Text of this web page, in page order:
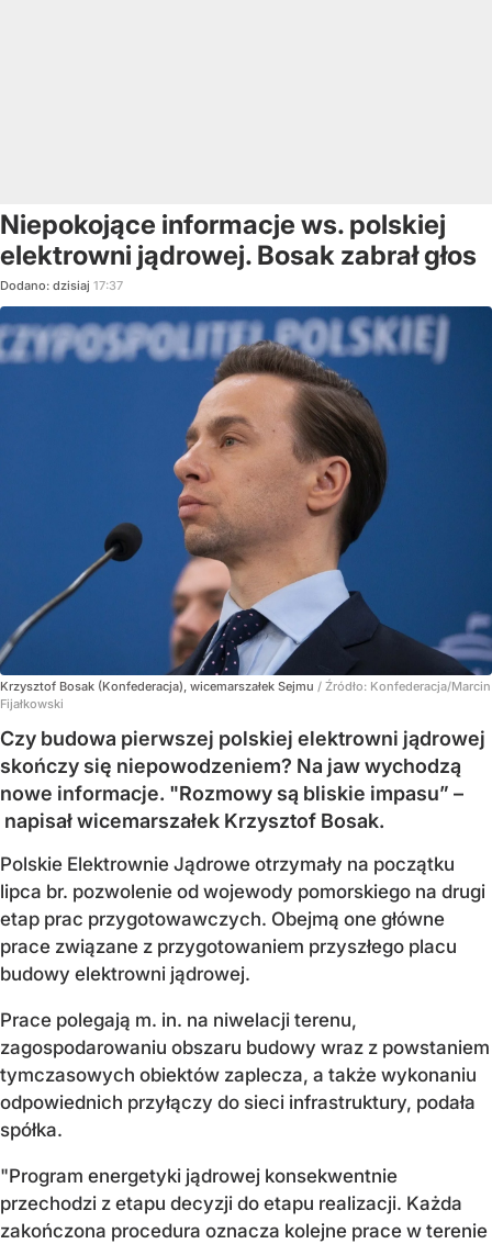
Niepokojące informacje ws. polskiej
elektrowni jądrowej. Bosak zabrał głos
Dodano: dzisiaj 17:37
Krzysztof Bosak (Konfederacja), wicemarszałek Sejmu / Źródło: Konfederacja/Marcin
Fijałkowski
Czy budowa pierwszej polskiej elektrowni jądrowej
skończy się niepowodzeniem? Na jaw wychodzą
nowe informacje. "Rozmowy są bliskie impasu” –
napisał wicemarszałek Krzysztof Bosak.
Polskie Elektrownie Jądrowe otrzymały na początku
lipca br. pozwolenie od wojewody pomorskiego na drugi
etap prac przygotowawczych. Obejmą one główne
prace związane z przygotowaniem przyszłego placu
budowy elektrowni jądrowej.
Prace polegają m. in. na niwelacji terenu,
zagospodarowaniu obszaru budowy wraz z powstaniem
tymczasowych obiektów zaplecza, a także wykonaniu
odpowiednich przyłączy do sieci infrastruktury, podała
spółka.
"Program energetyki jądrowej konsekwentnie
przechodzi z etapu decyzji do etapu realizacji. Każda
zakończona procedura oznacza kolejne prace w terenie